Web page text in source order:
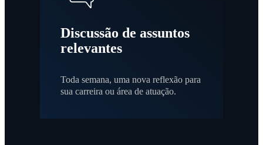
Discussão de assuntos
relevantes
Toda semana, uma nova reflexão para
sua carreira ou área de atuação.